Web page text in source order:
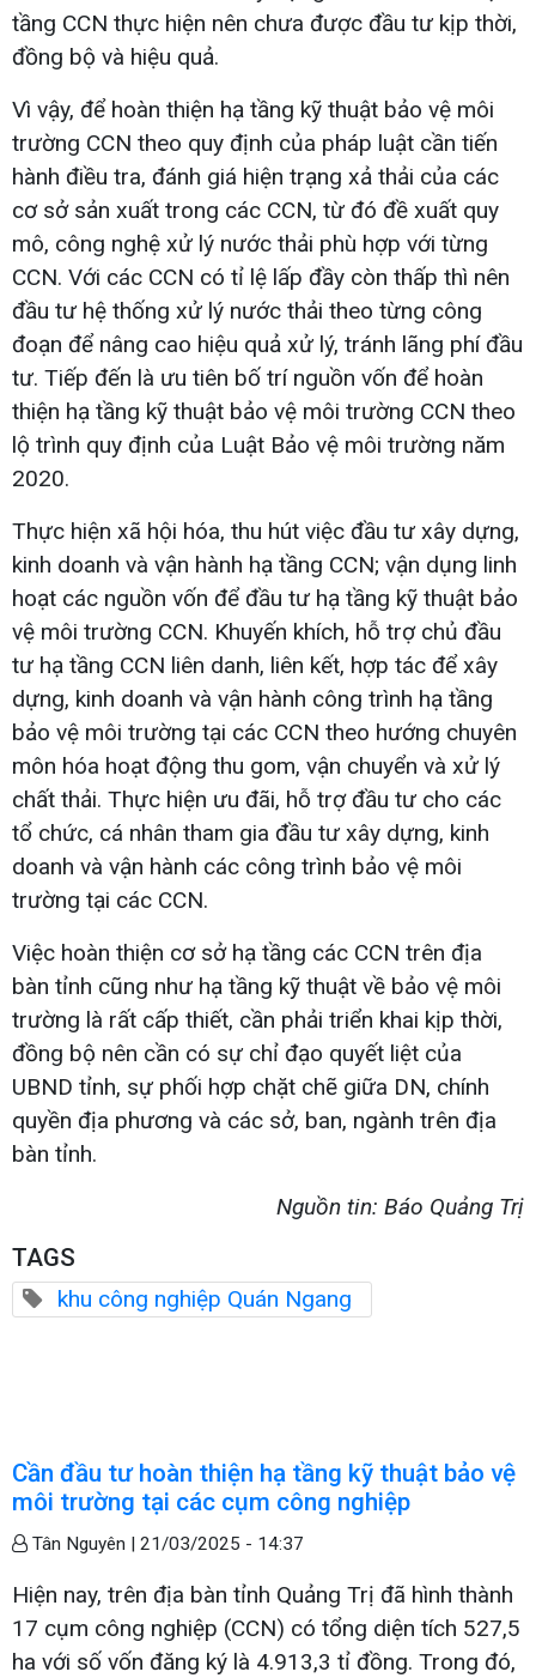
tầng CCN thực hiện nên chưa được đầu tư kịp thời,
đồng bộ và hiệu quả.
Vì vậy, để hoàn thiện hạ tầng kỹ thuật bảo vệ môi
trường CCN theo quy định của pháp luật cần tiến
hành điều tra, đánh giá hiện trạng xả thải của các
cơ sở sản xuất trong các CCN, từ đó đề xuất quy
mô, công nghệ xử lý nước thải phù hợp với từng
CCN. Với các CCN có tỉ lệ lấp đầy còn thấp thì nên
đầu tư hệ thống xử lý nước thải theo từng công
đoạn để nâng cao hiệu quả xử lý, tránh lãng phí đầu
tư. Tiếp đến là ưu tiên bố trí nguồn vốn để hoàn
thiện hạ tầng kỹ thuật bảo vệ môi trường CCN theo
lộ trình quy định của Luật Bảo vệ môi trường năm
2020.
Thực hiện xã hội hóa, thu hút việc đầu tư xây dựng,
kinh doanh và vận hành hạ tầng CCN; vận dụng linh
hoạt các nguồn vốn để đầu tư hạ tầng kỹ thuật bảo
vệ môi trường CCN. Khuyến khích, hỗ trợ chủ đầu
tư hạ tầng CCN liên danh, liên kết, hợp tác để xây
dựng, kinh doanh và vận hành công trình hạ tầng
bảo vệ môi trường tại các CCN theo hướng chuyên
môn hóa hoạt động thu gom, vận chuyển và xử lý
chất thải. Thực hiện ưu đãi, hỗ trợ đầu tư cho các
tổ chức, cá nhân tham gia đầu tư xây dựng, kinh
doanh và vận hành các công trình bảo vệ môi
trường tại các CCN.
Việc hoàn thiện cơ sở hạ tầng các CCN trên địa
bàn tỉnh cũng như hạ tầng kỹ thuật về bảo vệ môi
trường là rất cấp thiết, cần phải triển khai kịp thời,
đồng bộ nên cần có sự chỉ đạo quyết liệt của
UBND tỉnh, sự phối hợp chặt chẽ giữa DN, chính
quyền địa phương và các sở, ban, ngành trên địa
bàn tỉnh.
Nguồn tin: Báo Quảng Trị
TAGS
khu công nghiệp Quán Ngang
Cần đầu tư hoàn thiện hạ tầng kỹ thuật bảo vệ
môi trường tại các cụm công nghiệp
Tân Nguyên | 21/03/2025 - 14:37
Hiện nay, trên địa bàn tỉnh Quảng Trị đã hình thành
17 cụm công nghiệp (CCN) có tổng diện tích 527,5
ha với số vốn đăng ký là 4.913,3 tỉ đồng. Trong đó,